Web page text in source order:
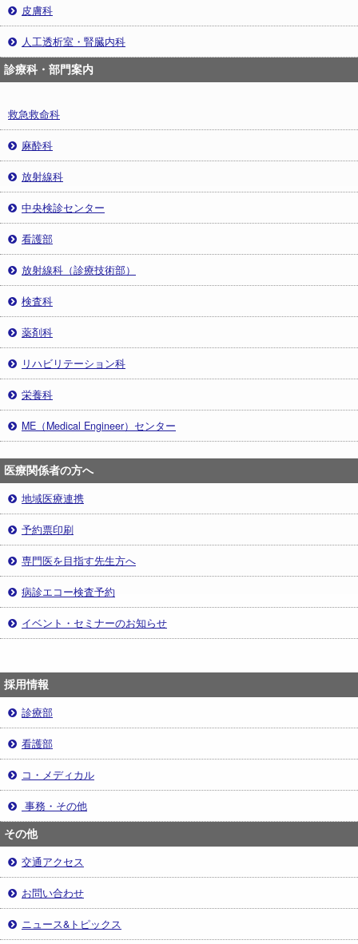
皮膚科
人工透析室・腎臓内科
診療科・部門案内
救急救命科
麻酔科
放射線科
中央検診センター
看護部
放射線科（診療技術部）
検査科
薬剤科
リハビリテーション科
栄養科
ME（Medical Engineer）センター
医療関係者の方へ
地域医療連携
予約票印刷
専門医を目指す先生方へ
病診エコー検査予約
イベント・セミナーのお知らせ
採用情報
診療部
看護部
コ・メディカル
事務・その他
その他
交通アクセス
お問い合わせ
ニュース&トピックス